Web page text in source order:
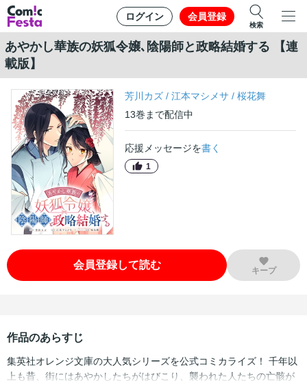
ログイン 会員登録
検索
あやかし華族の妖狐令嬢､陰陽師と政略結婚する 【連
載版】
芳川カズ /江本マシメサ /桜花舞
13巻 まで配信中
応援メッセージを書く
1
会員登録して読む キープ
作品のあらすじ
集英社オレンジ文庫の大人気シリーズを公式コミカライズ！ 千年以
上も昔、街にはあやかしたちがはびこり、襲われた人たちの亡骸が